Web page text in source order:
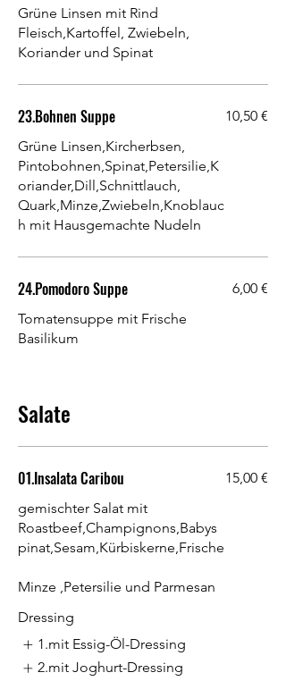
Grüne Linsen mit Rind
Fleisch,Kartoffel, Zwiebeln,
Koriander und Spinat
23.Bohnen Suppe
Grüne Linsen,Kircherbsen,
Pintobohnen,Spinat,Petersilie,K
oriander,Dill,Schnittlauch,
Quark,Minze,Zwiebeln,Knoblauc
h mit Hausgemachte Nudeln
10,50 €
24.Pomodoro Suppe
Tomatensuppe mit Frische
Basilikum
6,00 €
Salate
01.Insalata Caribou
gemischter Salat mit
Roastbeef,Champignons,Babys
pinat,Sesam,Kürbiskerne,Frische
Minze ,Petersilie und Parmesan
15,00 €
Dressing
1.mit Essig-Öl-Dressing
2.mit Joghurt-Dressing